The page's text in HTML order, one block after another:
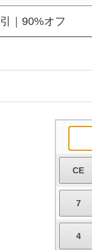
｜90%オフ